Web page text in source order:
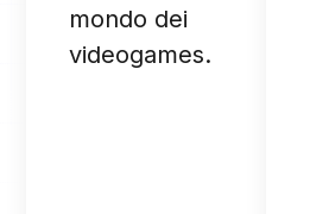
mondo dei
videogames.